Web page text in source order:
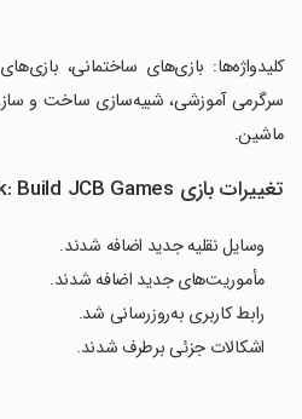
سرگرمی آموزشی، شبیه‌سازی ساخت و
ماشین.
تغییرات بازی Kids Truck: Build JCB Games در نسخه جدید
وسایل نقلیه جدید اضافه شدند.
مأموریت‌های جدید اضافه شدند.
رابط کاربری به‌روزرسانی شد.
اشکالات جزئی برطرف شدند.